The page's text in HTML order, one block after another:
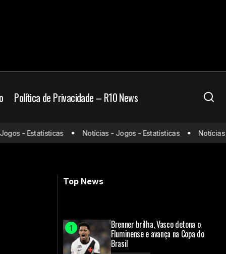
Política de Privacidade – R10 News
confira
Inter de Milão x Napoli: onde assistir e
escalações
- Estatísticas Notícias - Jogos - Estatísticas Notícias -
Top News
Brenner brilha, Vasco detona o
Fluminense e avança na Copa do
Brasil